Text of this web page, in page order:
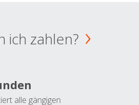
ich zahlen?
alle gängigen